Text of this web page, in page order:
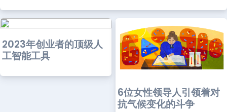
2023年创业者的顶级人
工智能工具
6位女性领导人引领着对
抗气候变化的斗争